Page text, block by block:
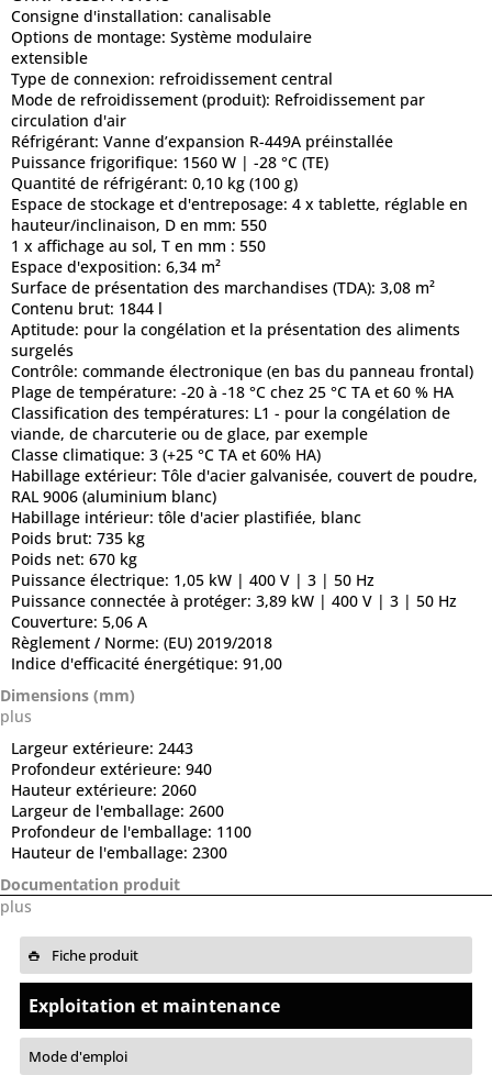
Consigne d'installation: canalisable
Options de montage: Système modulaire
extensible
Type de connexion: refroidissement central
Mode de refroidissement (produit): Refroidissement par
circulation d'air
Réfrigérant: Vanne d’expansion R-449A préinstallée
Puissance frigorifique: 1560 W | -28 °C (TE)
Quantité de réfrigérant: 0,10 kg (100 g)
Espace de stockage et d'entreposage: 4 x tablette, réglable en
hauteur/inclinaison, D en mm: 550
1 x affichage au sol, T en mm : 550
Espace d'exposition: 6,34 m²
Surface de présentation des marchandises (TDA): 3,08 m²
Contenu brut: 1844 l
Aptitude: pour la congélation et la présentation des aliments
surgelés
Contrôle: commande électronique (en bas du panneau frontal)
Plage de température: -20 à -18 °C chez 25 °C TA et 60 % HA
Classification des températures: L1 - pour la congélation de
viande, de charcuterie ou de glace, par exemple
Classe climatique: 3 (+25 °C TA et 60% HA)
Habillage extérieur: Tôle d'acier galvanisée, couvert de poudre,
RAL 9006 (aluminium blanc)
Habillage intérieur: tôle d'acier plastifiée, blanc
Poids brut: 735 kg
Poids net: 670 kg
Puissance électrique: 1,05 kW | 400 V | 3 | 50 Hz
Puissance connectée à protéger: 3,89 kW | 400 V | 3 | 50 Hz
Couverture: 5,06 A
Règlement / Norme: (EU) 2019/2018
Indice d'efficacité énergétique: 91,00
Dimensions (mm)
plus
Largeur extérieure: 2443
Profondeur extérieure: 940
Hauteur extérieure: 2060
Largeur de l'emballage: 2600
Profondeur de l'emballage: 1100
Hauteur de l'emballage: 2300
Documentation produit
plus
Fiche produit
Exploitation et maintenance
Mode d'emploi